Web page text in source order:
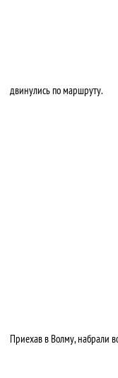
двинулись по маршруту.
Приехав в Волму, набрали